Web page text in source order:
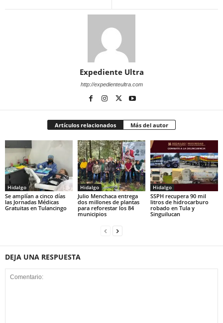
Expediente Ultra
http://expedienteultra.com
Artículos relacionados Más del autor
Hidalgo
Se amplían a cinco días
las Jornadas Médicas
Gratuitas en Tulancingo
Hidalgo
Julio Menchaca entrega
dos millones de plantas
para reforestar los 84
municipios
Hidalgo
SSPH recupera 90 mil
litros de hidrocarburo
robado en Tula y
Singuilucan
DEJA UNA RESPUESTA